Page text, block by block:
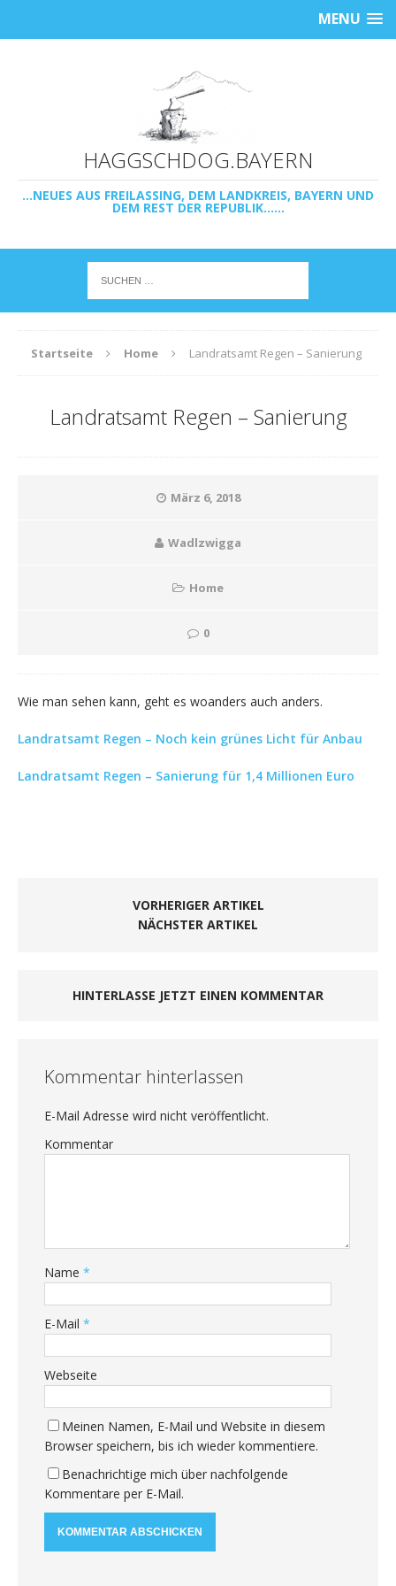
MENU
HAGGSCHDOG.BAYERN
...NEUES AUS FREILASSING, DEM LANDKREIS, BAYERN UND
DEM REST DER REPUBLIK......
Startseite Home Landratsamt Regen – Sanierung
Landratsamt Regen – Sanierung
März 6, 2018
Wadlzwigga
Home
0
Wie man sehen kann, geht es woanders auch anders.
Landratsamt Regen – Noch kein grünes Licht für Anbau
Landratsamt Regen – Sanierung für 1,4 Millionen Euro
VORHERIGER ARTIKEL
NÄCHSTER ARTIKEL
HINTERLASSE JETZT EINEN KOMMENTAR
Kommentar hinterlassen
E-Mail Adresse wird nicht veröffentlicht.
Kommentar
Name *
E-Mail *
Webseite
Meinen Namen, E-Mail und Website in diesem
Browser speichern, bis ich wieder kommentiere.
Benachrichtige mich über nachfolgende
Kommentare per E-Mail.